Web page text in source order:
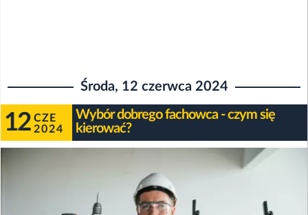
Środa, 12 czerwca 2024
12 CZE
2024
Wybór dobrego fachowca - czym się
kierować?